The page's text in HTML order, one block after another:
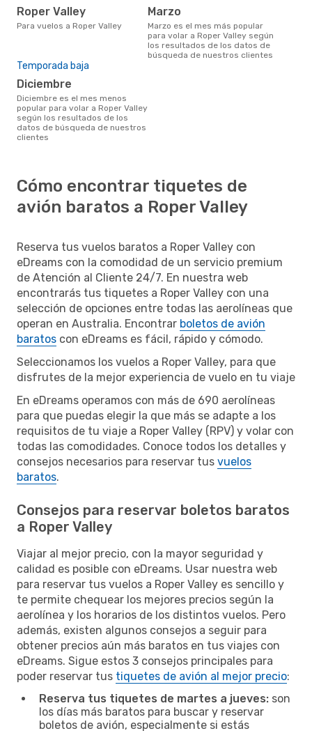
Roper Valley
Para vuelos a Roper Valley
marzo
marzo es el mes más popular
para volar a Roper Valley según
los resultados de los datos de
búsqueda de nuestros clientes
Temporada baja
diciembre
diciembre es el mes menos
popular para volar a Roper Valley
según los resultados de los
datos de búsqueda de nuestros
clientes
Cómo encontrar tiquetes de
avión baratos a Roper Valley
Reserva tus vuelos baratos a Roper Valley con
eDreams con la comodidad de un servicio premium
de Atención al Cliente 24/7. En nuestra web
encontrarás tus tiquetes a Roper Valley con una
selección de opciones entre todas las aerolíneas que
operan en Australia. Encontrar boletos de avión
baratos con eDreams es fácil, rápido y cómodo.
Seleccionamos los vuelos a Roper Valley, para que
disfrutes de la mejor experiencia de vuelo en tu viaje
En eDreams operamos con más de 690 aerolíneas
para que puedas elegir la que más se adapte a los
requisitos de tu viaje a Roper Valley (RPV) y volar con
todas las comodidades. Conoce todos los detalles y
consejos necesarios para reservar tus vuelos
baratos.
Consejos para reservar boletos baratos
a Roper Valley
Viajar al mejor precio, con la mayor seguridad y
calidad es posible con eDreams. Usar nuestra web
para reservar tus vuelos a Roper Valley es sencillo y
te permite chequear los mejores precios según la
aerolínea y los horarios de los distintos vuelos. Pero
además, existen algunos consejos a seguir para
obtener precios aún más baratos en tus viajes con
eDreams. Sigue estos 3 consejos principales para
poder reservar tus tiquetes de avión al mejor precio:
Reserva tus tiquetes de martes a jueves: son
los días más baratos para buscar y reservar
boletos de avión, especialmente si estás